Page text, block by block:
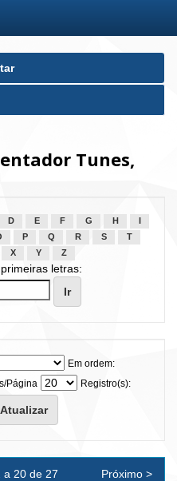
Tunes,
D E F G H
P Q R S
T
X Y Z
letras:
Em ordem:
Página
Registro(s):
a 20 de 27 Próximo >